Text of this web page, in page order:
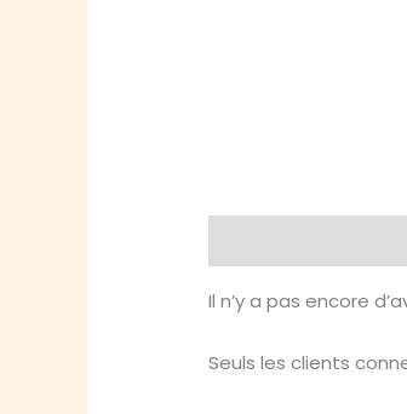
Il n’y a pas encore
Seuls les clients